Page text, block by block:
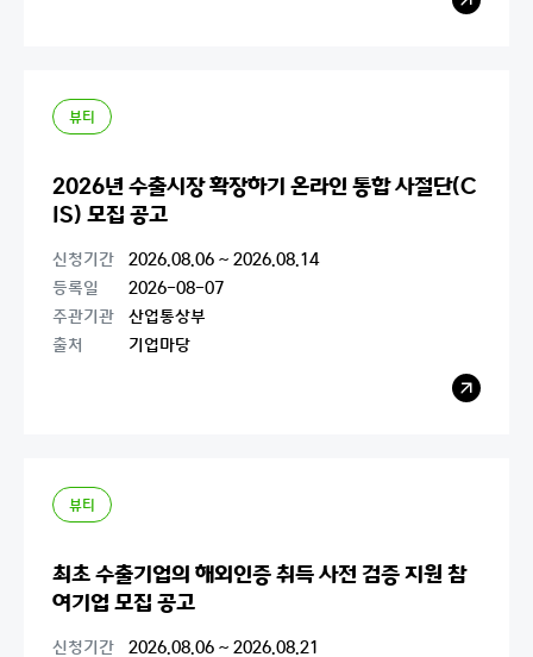
이
뷰티
2026년 수출시장 확장하기 온라인 통합 사절단(C
IS) 모집 공고
신청기간 2026.08.06 ~ 2026.08.14
등록일
2026-08-07
주관기관 산업통상부
출처
기업마당
레
이
뷰티
최초 수출기업의 해외인증 취득 사전 검증 지원 참
여기업 모집 공고
신청기간 2026.08.06 ~ 2026.08.21